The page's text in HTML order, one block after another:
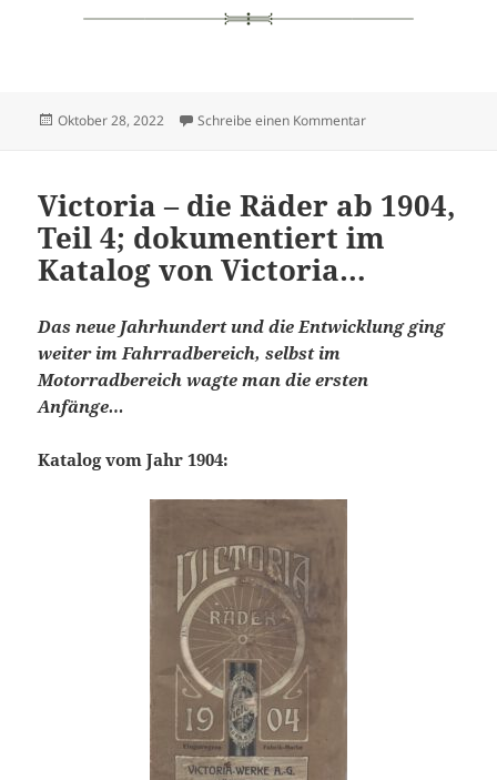
Veröffentlicht
Oktober 28, 2022 Schreibe einen Kommentarzu Victoria – die
Victoria – die Räder ab 1904,
Teil 4; dokumentiert im
Katalog von Victoria…
Das neue Jahrhundert und die Entwicklung ging
weiter im Fahrradbereich, selbst im
Motorradbereich wagte man die ersten
Anfänge…
Katalog vom Jahr 1904: